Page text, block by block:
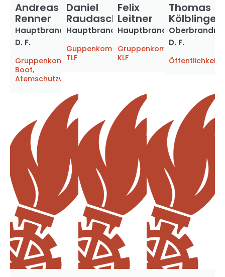
Andreas
Renner
Hauptbrandmeister
D. F.
Gruppenkommandant
Boot,
Atemschutzwart
Daniel
Raudaschl
Hauptbrandmeister
Guppenkommandant
TLF
Felix
Leitner
Hauptbrandmeister
Gruppenkommandant
KLF
Thomas
Kölblinger
D. F.